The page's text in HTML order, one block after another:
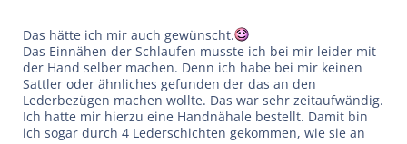
Das hätte ich mir auch gewünscht.
Das Einnähen der Schlaufen musste ich bei mir leider mit
der Hand selber machen. Denn ich habe bei mir keinen
Sattler oder ähnliches gefunden der das an den
Lederbezügen machen wollte. Das war sehr zeitaufwändig.
Ich hatte mir hierzu eine Handnähale bestellt. Damit bin
ich sogar durch 4 Lederschichten gekommen, wie sie an